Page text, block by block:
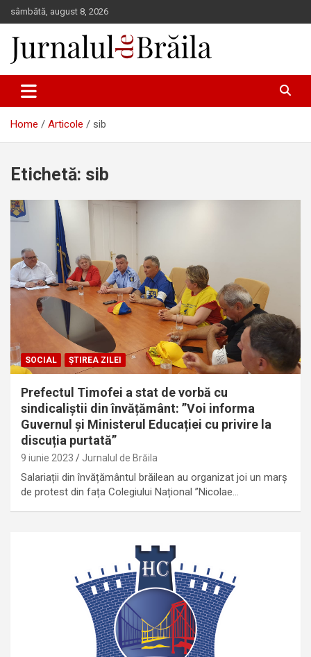
Skip
to
content
sâmbătă, august 8, 2026
Jurnalul de Brăila
Home Articole sib
Etichetă: sib
SOCIAL ȘTIREA ZILEI
Prefectul Timofei a stat de vorbă cu
sindicaliștii din învățământ: ”Voi informa
Guvernul și Ministerul Educației cu privire la
discuția purtată”
9 iunie 2023 Jurnalul de Brăila
Salariații din învățământul brăilean au organizat joi un marș
de protest din fața Colegiului Național ”Nicolae…